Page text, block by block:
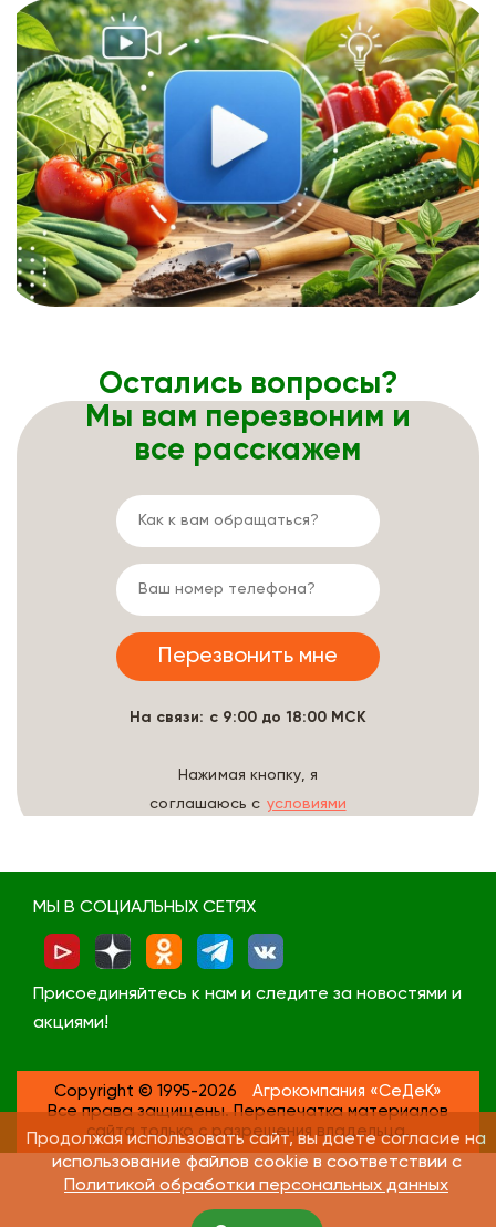
Остались вопросы?
Мы вам перезвоним и
все расскажем
На связи: с 9:00 до 18:00 МСК
Нажимая кнопку, я
соглашаюсь с условиями
МЫ В СОЦИАЛЬНЫХ СЕТЯХ
Присоединяйтесь к нам и следите за новостями и
акциями!
Copyright © 1995-2026
Агрокомпания «СеДеК»
Все права защищены. Перепечатка материалов
сайта только с разрешения владельца.
Продолжая использовать сайт, вы даете согласие на
использование файлов cookie в соответствии с
Политикой обработки персональных данных